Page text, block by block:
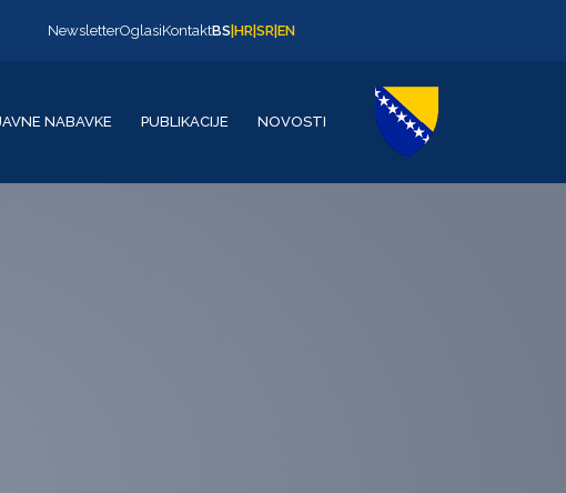
NewsletterOglasiKontaktBS HR SR EN
NABAVKE PUBLIKACIJE NOVOSTI